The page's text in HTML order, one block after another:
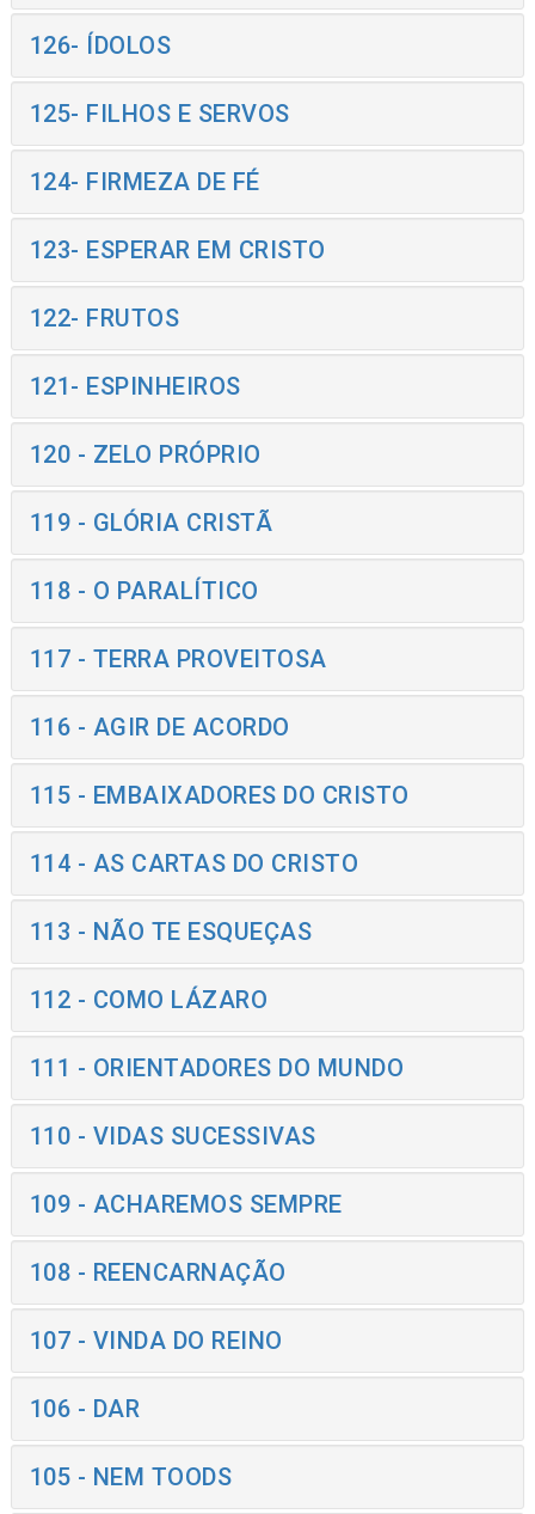
126- ÍDOLOS
125- FILHOS E SERVOS
124- FIRMEZA DE FÉ
123- ESPERAR EM CRISTO
122- FRUTOS
121- ESPINHEIROS
120 - ZELO PRÓPRIO
119 - GLÓRIA CRISTÃ
118 - O PARALÍTICO
117 - TERRA PROVEITOSA
116 - AGIR DE ACORDO
115 - EMBAIXADORES DO CRISTO
114 - AS CARTAS DO CRISTO
113 - NÃO TE ESQUEÇAS
112 - COMO LÁZARO
111 - ORIENTADORES DO MUNDO
110 - VIDAS SUCESSIVAS
109 - ACHAREMOS SEMPRE
108 - REENCARNAÇÃO
107 - VINDA DO REINO
106 - DAR
105 - NEM TOODS